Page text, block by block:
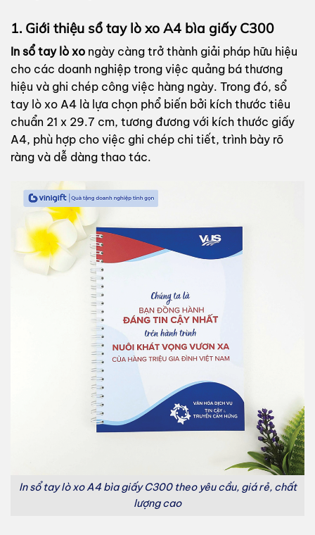
1. Giới thiệu sổ taylò xo A4 bìa giấy C300
In sổ tay lò xo ngày càng trở thành giải pháp hữu hiệu
cho các doanh nghiệp trong việc quảng bá thương
hiệu và ghi chép công việc hàng ngày. Trong đó, sổ
tay lò xo A4 là lựa chọn phổ biến bởi kích thước tiêu
chuẩn 21 x 29.7 cm, tương đương với kích thước giấy
A4, phù hợp cho việc ghi chép chi tiết, trình bày rõ
ràng và dễ dàng thao tác.
In sổ tay lò xo A4 bìa giấy C300 theo yêu cầu, giá rẻ, chất
lượng cao